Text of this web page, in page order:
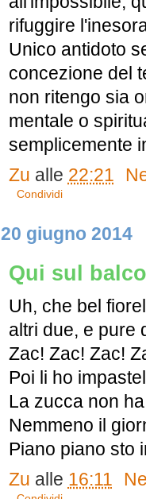
rifuggire
Unico antidoto
concezione del
non ritengo sia
mentale o
semplicemente
Zu alle 22:21
Condividi
20 giugno 2014
Qui sul
Uh, che bel
altri due, e pure
Zac! Zac! Zac!
Poi li ho
La zucca non
Nemmeno il
Piano piano sto
Zu alle 16:11